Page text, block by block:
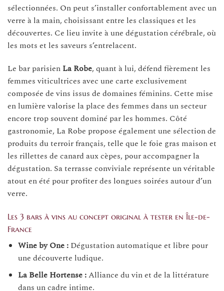
sélectionnées. On peut s’installer confortablement avec un
verre à la main, choisissant entre les classiques et les
découvertes. Ce lieu invite à une dégustation cérébrale, où
les mots et les saveurs s’entrelacent.
Le bar parisien La Robe, quant à lui, défend fièrement les
femmes viticultrices avec une carte exclusivement
composée de vins issus de domaines féminins. Cette mise
en lumière valorise la place des femmes dans un secteur
encore trop souvent dominé par les hommes. Côté
gastronomie, La Robe propose également une sélection de
produits du terroir français, telle que le foie gras maison et
les rillettes de canard aux cèpes, pour accompagner la
dégustation. Sa terrasse conviviale représente un véritable
atout en été pour profiter des longues soirées autour d’un
verre.
Les 3 bars à vins au concept original à tester en Île-de-
France
Wine by One :Dégustation automatique et libre pour
une découverte ludique.
La Belle Hortense :Alliance du vin et de la littérature
dans un cadre intime.